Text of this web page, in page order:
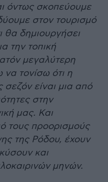
όντως σκοπεύουμε
στον τουρισμό
θα δημιουργήσει
την τοπική
μεγαλύτερη
να τονίσω ότι η
σεζόν είναι μια από
στην
μας. Και
τους προορισμούς
της Ρόδου, έχουν
και
μηνών.